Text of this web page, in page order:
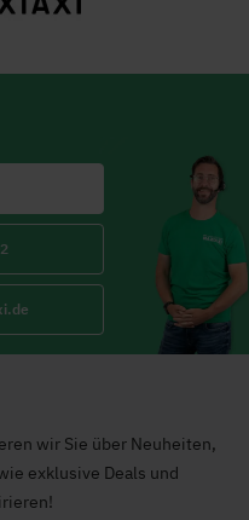
wir Sie über Neuheiten,
exklusive Deals und